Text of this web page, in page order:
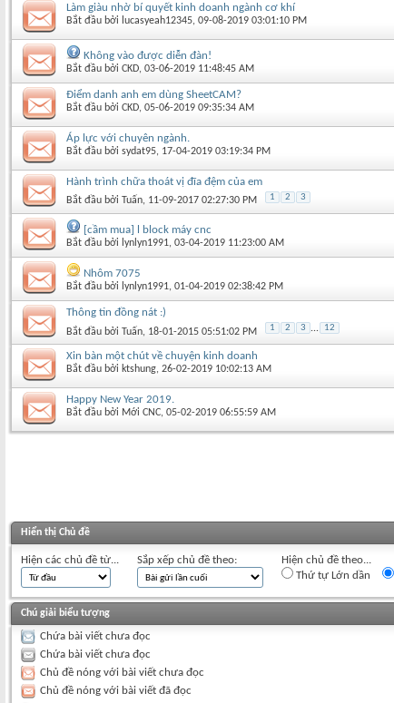
Làm giàu nhờ bí quyết kinh doanh ngành cơ khí
Bắt đầu bởi lucasyeah12345‎, 09-08-2019 03:01:10 PM
Không vào được diễn đàn!
Bắt đầu bởi CKD‎, 03-06-2019 11:48:45 AM
Điểm danh anh em dùng SheetCAM?
Bắt đầu bởi CKD‎, 05-06-2019 09:35:34 AM
Áp lực với chuyên ngành.
Bắt đầu bởi sydat95‎, 17-04-2019 03:19:34 PM
Hành trình chữa thoát vị đĩa đệm của em
Bắt đầu bởi Tuấn‎, 11-09-2017 02:27:30 PM 1 2 3
[cầm mua] l block máy cnc
Bắt đầu bởi lynlyn1991‎, 03-04-2019 11:23:00 AM
Nhôm 7075
Bắt đầu bởi lynlyn1991‎, 01-04-2019 02:38:42 PM
Thông tin đồng nát :)
Bắt đầu bởi Tuấn‎, 18-01-2015 05:51:02 PM 1 2 3 ... 12
Xin bàn một chút về chuyện kinh doanh
Bắt đầu bởi ktshung‎, 26-02-2019 10:02:13 AM
Happy New Year 2019.
Bắt đầu bởi Mới CNC‎, 05-02-2019 06:55:59 AM
Hiển thị Chủ đề
Hiện các chủ đề từ... Sắp xếp chủ đề theo:
Hiện chủ đề theo...
Thứ tự Lớn dần
Chú giải biểu tượng
Chứa bài viết chưa đọc
Chứa bài viết chưa đọc
Chủ đề nóng với bài viết chưa đọc
Chủ đề nóng với bài viết đã đọc